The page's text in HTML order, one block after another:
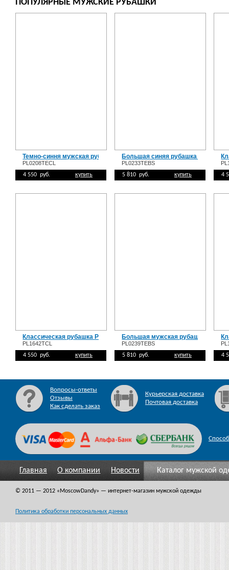
ПОПУЛЯРНЫЕ МУЖСКИЕ РУБАШКИ
Темно-синня мужская рубашка PL0208TECL
PL0208TECL
4 550 руб.
купить
Классическая рубашка PL1642TCL
PL1642TCL
4 550 руб.
купить
Большая синяя рубашка
PL0233TEBS
5 810 руб.
купить
Большая мужская рубашка
PL0239TEBS
5 810 руб.
купить
4
4
Вопросы-ответы
Отзывы
Как сделать заказ
Курьерская доставка
Почтовая доставка
Главная О компании Новости Каталог мужской
© 2011 — 2012 «MoscowDandy» — интернет-магазин мужской одежды
Политика обработки персональных данных